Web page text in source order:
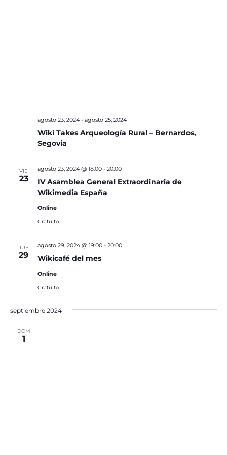
Wiki Takes Arqueología Rural – Bernardos,
Segovia
agosto 23, 2024- agosto 25, 2024
VIE
23
IV Asamblea General Extraordinaria de
Wikimedia España
agosto 23, 2024 @ 18:00- 20:00
Online
Gratuito
JUE
29 Wikicafé del mes
agosto 29, 2024 @ 19:00- 20:00
Online
Gratuito
septiembre 2024
DOM
1